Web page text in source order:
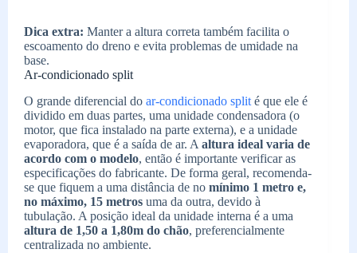
Dica extra: Manter a altura correta também facilita o
escoamento do dreno e evita problemas de umidade na
base.
Ar-condicionado split
O grande diferencial do ar-condicionado split é que ele é
dividido em duas partes, uma unidade condensadora (o
motor, que fica instalado na parte externa), e a unidade
evaporadora, que é a saída de ar. A altura ideal varia de
acordo com o modelo, então é importante verificar as
especificações do fabricante. De forma geral, recomenda-
se que fiquem a uma distância de no mínimo 1 metro e,
no máximo, 15 metros uma da outra, devido à
tubulação. A posição ideal da unidade interna é a uma
altura de 1,50 a 1,80m do chão, preferencialmente
centralizada no ambiente.